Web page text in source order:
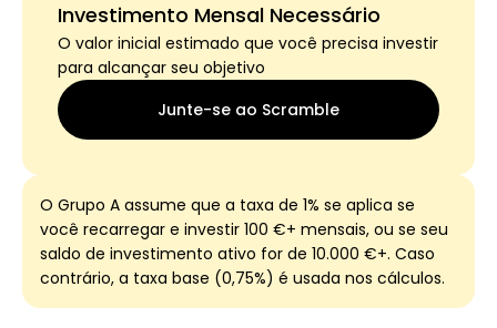
Investimento Mensal Necessário
O valor inicial estimado que você precisa investir
para alcançar seu objetivo
Junte-se ao Scramble
O Grupo A assume que a taxa de 1% se aplica se
você recarregar e investir 100 €+ mensais, ou se seu
saldo de investimento ativo for de 10.000 €+. Caso
contrário, a taxa base (0,75%) é usada nos cálculos.